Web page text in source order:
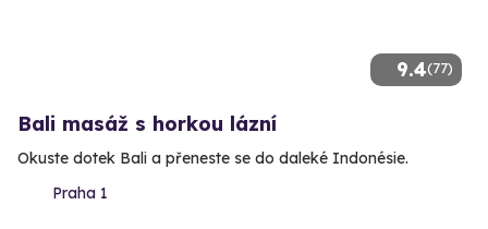
9.4(77)
Bali masáž s horkou lázní
Okuste dotek Bali a přeneste se do daleké Indonésie.
Praha 1